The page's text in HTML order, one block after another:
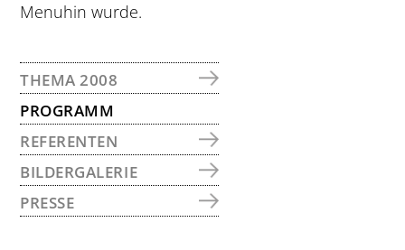
Menuhin wurde.
SEITENSPALTE
THEMA 2008
PROGRAMM
REFERENTEN
BILDERGALERIE
PRESSE